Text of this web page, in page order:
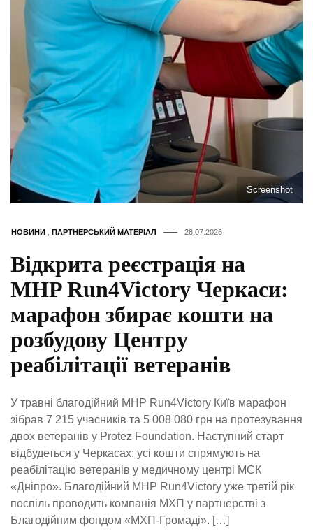
Screenshot
НОВИНИ ПАРТНЕРСЬКИЙ МАТЕРІАЛ 28.07.2026
Відкрита реєстрація на
MHP Run4Victory Черкаси:
марафон збирає кошти на
розбудову Центру
реабілітації ветеранів
У травні благодійний MHP Run4Victory Київ марафон
зібрав 7 215 учасників та 5 008 080 грн на протезування
двох ветеранів у Protez Foundation. Наступний старт
відбудеться у Черкасах: усі кошти спрямують на
реабілітацію ветеранів у медичному центрі МСК
«Дніпро». Благодійний MHP Run4Victory уже третій рік
поспіль проводить компанія МХП у партнерстві з
Благодійним фондом «МХП-Громаді». […]